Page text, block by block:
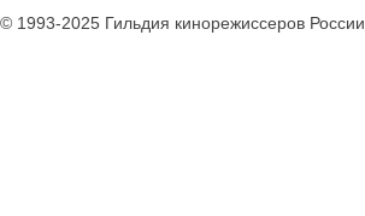
© 1993-2025 Гильдия кинорежиссеров России